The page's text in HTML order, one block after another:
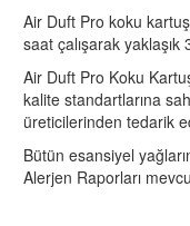
Air Duft Pro koku
saat çalışarak
Air Duft Pro Koku
kalite standartlarına
üreticilerinden tedarik
Bütün esansiyel
Alerjen Raporları